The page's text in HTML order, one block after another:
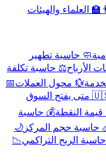
العلماء والهيئات
🧼 حاسبة تطهير
الأرباح⚖️ حاسبة تكلفة
💱 محول العملات📅
🇺🇸 متى يفتح السوق
النقطة💰 حاسبة
حاسبة حجم المركز 🌙
الربح التراكمي📉